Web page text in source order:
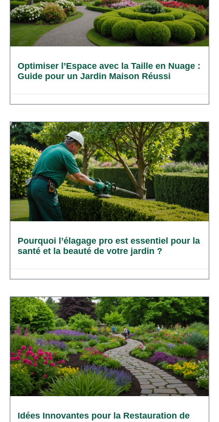
Optimiser l’Espace avec la Taille en Nuage :
Guide pour un Jardin Maison Réussi
Pourquoi l’élagage pro est essentiel pour la
santé et la beauté de votre jardin ?
Idées Innovantes pour la Restauration de